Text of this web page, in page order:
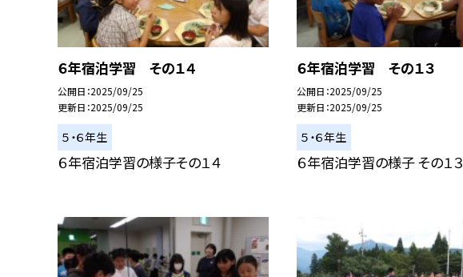
６年宿泊学習 その１４
公開日 2025/09/25
更新日 2025/09/25
５・６年生
６年宿泊学習の様子その１４
６年宿泊学習 その１３
公開日 2025/09/25
更新日 2025/09/25
５・６年生
６年宿泊学習の様子 その１３